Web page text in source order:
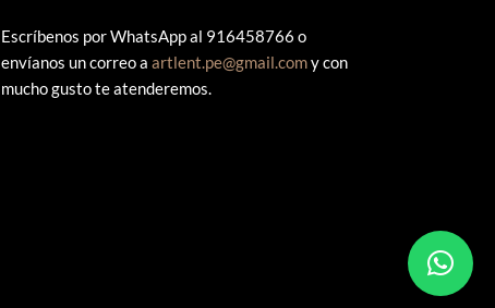
Escríbenos por WhatsApp al 916458766 o
envíanos un correo a artlent.pe@gmail.comy con
mucho gusto te atenderemos.